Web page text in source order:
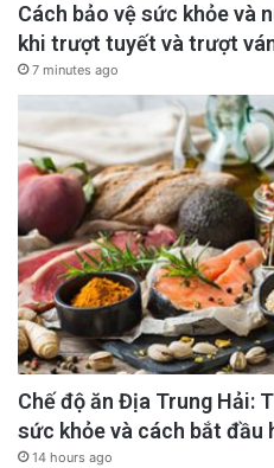
Cách bảo vệ sức khỏe và
khi trượt tuyết và trượt
7 minutes ago
Chế độ ăn Địa Trung Hải:
sức khỏe và cách bắt đầu
14 hours ago